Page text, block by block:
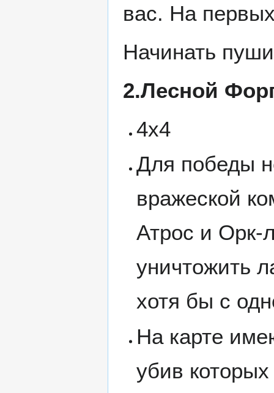
вас. На
Начинать
2.Лесной
4х4
Для победы
вражеской
Атрос и Орк-
уничтожить
хотя бы с
На карте
убив